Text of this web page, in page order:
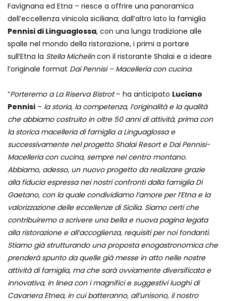
Favignana ed Etna – riesce a offrire una panoramica
dell’eccellenza vinicola siciliana; dall’altro lato la famiglia
Pennisi di Linguaglossa, con una lunga tradizione alle
spalle nel mondo della ristorazione, i primi a portare
sull’Etna la Stella Michelincon il ristorante Shalai e a ideare
l’originale format Dai Pennisi – Macelleria con cucina.
“Porteremo a La Riserva Bistrot– ha anticipato Luciano
Pennisi – la storia, la competenza, l’originalità e la qualità
che abbiamo costruito in oltre 50 anni di attività, prima con
la storica macelleria di famiglia a Linguaglossa e
successivamente nel progetto Shalai Resort e Dai Pennisi-
Macelleria con cucina, sempre nel centro montano.
Abbiamo, adesso, un nuovo progetto da realizzare grazie
alla fiducia espressa nei nostri confronti dalla famiglia Di
Gaetano, con la quale condividiamo l’amore per l’Etna e la
valorizzazione delle eccellenze di Sicilia. Siamo certi che
contribuiremo a scrivere una bella e nuova pagina legata
alla ristorazione e all’accoglienza, requisiti per noi fondanti.
Stiamo già strutturando una proposta enogastronomica che
prenderà spunto da quelle già messe in atto nelle nostre
attività di famiglia, ma che sarà ovviamente diversificata e
innovativa, in linea con i magnifici e suggestivi luoghi di
Cavanera Etnea, in cui batteranno, all’unisono, il nostro